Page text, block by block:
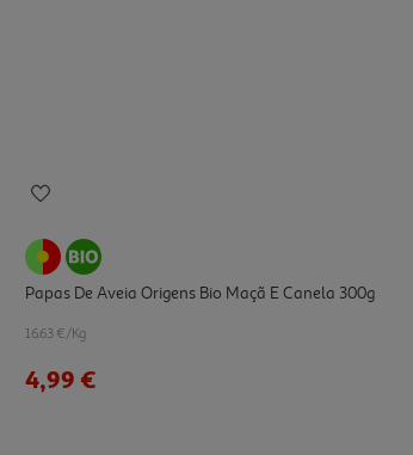
Papas De Aveia Origens Bio Maçã E Canela 300g
16.63 €/Kg
4,99 €